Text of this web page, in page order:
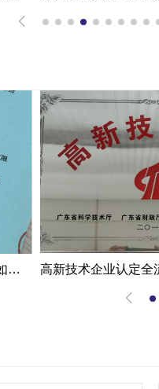
错过就亏大了！揭秘东莞高新企业如何轻松拿下省级技术改造项目300万补贴